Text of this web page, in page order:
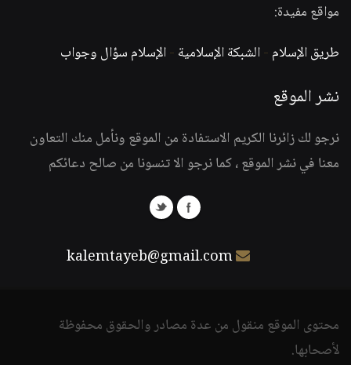
مواقع مفيدة:
طريق الإسلام -الشبكة الإسلامية -الإسلام سؤال وجواب
نشر الموقع
نرجو لك زائرنا الكريم الاستفادة من الموقع ونأمل منك التعاون
معنا في نشر الموقع ، كما نرجو الا تنسونا من صالح دعائكم
kalemtayeb@gmail.com
محتوى الموقع منقول من عدة مصادر والحقوق محفوظة
لأصحابها.